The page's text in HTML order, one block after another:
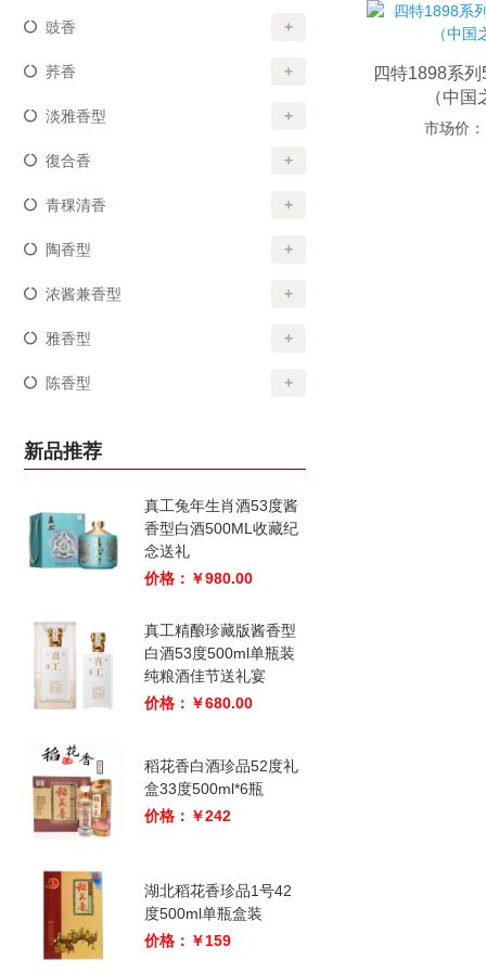
豉香 +
荞香 +
淡雅香型 +
復合香 +
青稞清香 +
陶香型 +
浓酱兼香型 +
雅香型 +
陈香型 +
新品推荐
真工兔年生肖酒53度酱
香型白酒500ML收藏纪
念送礼
价格：￥980.00
真工精酿珍藏版酱香型
白酒53度500ml单瓶装
纯粮酒佳节送礼宴
价格：￥680.00
稻花香白酒珍品52度礼
盒33度500ml*6瓶
价格：￥242
湖北稻花香珍品1号42
度500ml单瓶盒装
价格：￥159
四特1898系
（中
市场价：